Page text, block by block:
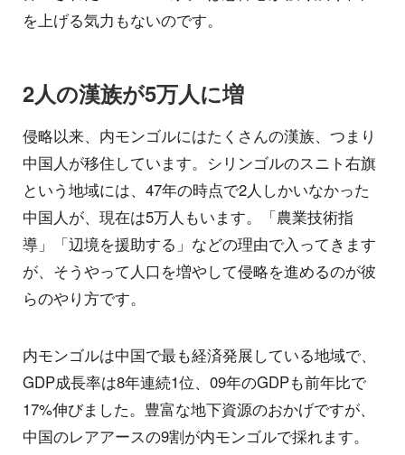
を上げる気力もないのです。
2人の漢族が5万人に増
侵略以来、内モンゴルにはたくさんの漢族、つまり
中国人が移住しています。シリンゴルのスニト右旗
という地域には、47年の時点で2人しかいなかった
中国人が、現在は5万人もいます。「農業技術指
導」「辺境を援助する」などの理由で入ってきます
が、そうやって人口を増やして侵略を進めるのが彼
らのやり方です。
内モンゴルは中国で最も経済発展している地域で、
GDP成長率は8年連続1位、09年のGDPも前年比で
17%伸びました。豊富な地下資源のおかげですが、
中国のレアアースの9割が内モンゴルで採れます。